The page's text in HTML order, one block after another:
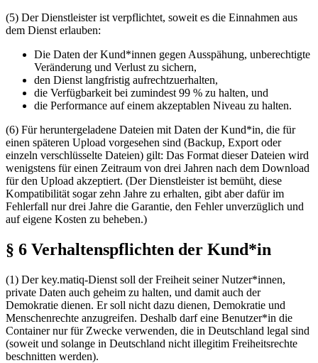
(5) Der Dienstleister ist verpflichtet, soweit es die Einnahmen aus
dem Dienst erlauben:
Die Daten der Kund*innen gegen Ausspähung, unberechtigte
Veränderung und Verlust zu sichern,
den Dienst langfristig aufrechtzuerhalten,
die Verfügbarkeit bei zumindest 99 % zu halten, und
die Performance auf einem akzeptablen Niveau zu halten.
(6) Für heruntergeladene Dateien mit Daten der Kund*in, die für
einen späteren Upload vorgesehen sind (Backup, Export oder
einzeln verschlüsselte Dateien) gilt: Das Format dieser Dateien wird
wenigstens für einen Zeitraum von drei Jahren nach dem Download
für den Upload akzeptiert. (Der Dienstleister ist bemüht, diese
Kompatibilität sogar zehn Jahre zu erhalten, gibt aber dafür im
Fehlerfall nur drei Jahre die Garantie, den Fehler unverzüglich und
auf eigene Kosten zu beheben.)
§ 6 Verhaltenspflichten der Kund*in
(1) Der key.matiq-Dienst soll der Freiheit seiner Nutzer*innen,
private Daten auch geheim zu halten, und damit auch der
Demokratie dienen. Er soll nicht dazu dienen, Demokratie und
Menschenrechte anzugreifen. Deshalb darf eine Benutzer*in die
Container nur für Zwecke verwenden, die in Deutschland legal sind
(soweit und solange in Deutschland nicht illegitim Freiheitsrechte
beschnitten werden).